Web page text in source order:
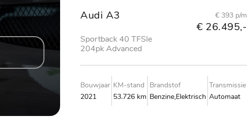
Audi A3
Sportback 40 TFSIe
204pk Advanced
€ 393 p/m
€ 26.495,-
Bouwjaar
2021
KM-stand
53.726 km
Brandstof
Benzine,Elektrisch
Transmissie
Automaat